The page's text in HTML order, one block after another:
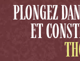
PLONGEZ
ET